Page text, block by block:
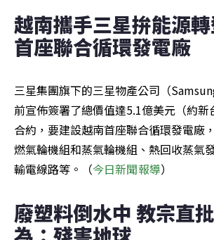
越南攜手三星拚能源
首座聯合循環發電廠
三星集團旗下的三星物產公司（
前宣佈簽署了總價值達5.1億美元（約新
合約，要建設越南首座聯合循環發電廠
燃氣輪機組和蒸氣輪機組、熱回收蒸氣
輸電線路等。（今日新聞報導）
廢塑料倒水中 教宗直